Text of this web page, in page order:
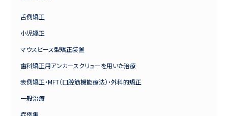
舌側矯正
小児矯正
マウスピース型矯正装置
歯科矯正用アンカースクリューを用いた治療
表側矯正・MFT（口腔筋機能療法）・外科的矯正
一般治療
症例集